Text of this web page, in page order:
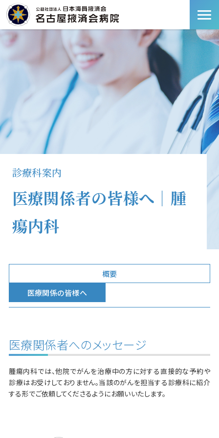
診療科案内
医療関係者の皆様へ｜腫
瘍内科
概要
医療関係の皆様へ
医療関係者へのメッセージ
腫瘍内科では、他院でがんを治療中の方に対する直接的な予約や
診療はお受けしておりません。当該のがんを担当する診療科に紹介
する形でご依頼してくださるようにお願いいたします。